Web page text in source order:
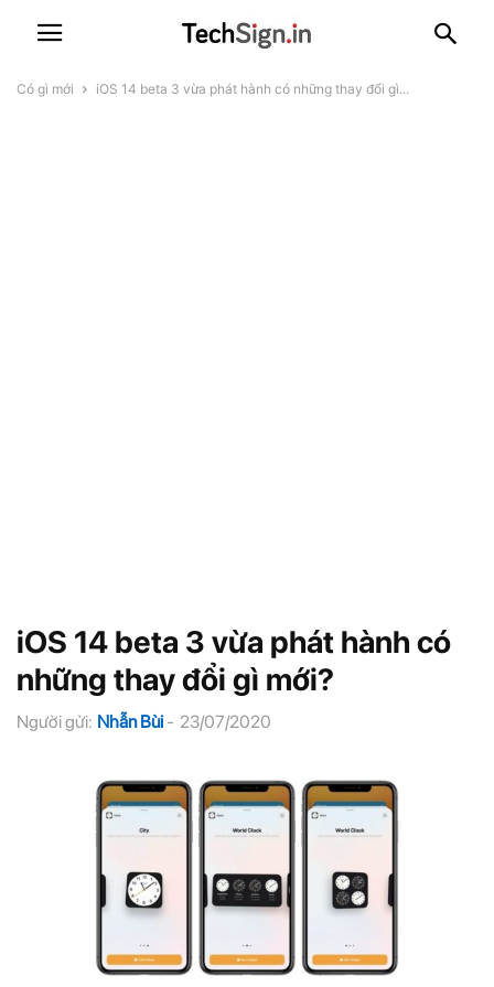
Có gì mới iOS 14 beta 3 vừa phát hành có những thay đổi gì...
iOS 14 beta 3 vừa phát hành có
những thay đổi gì mới?
Người gửi: Nhẫn Bùi - 23/07/2020